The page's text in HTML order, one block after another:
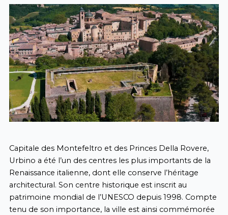
Capitale des Montefeltro et des Princes Della Rovere,
Urbino a été l’un des centres les plus importants de la
Renaissance italienne, dont elle conserve l’héritage
architectural. Son centre historique est inscrit au
patrimoine mondial de l’UNESCO depuis 1998. Compte
tenu de son importance, la ville est ainsi commémorée